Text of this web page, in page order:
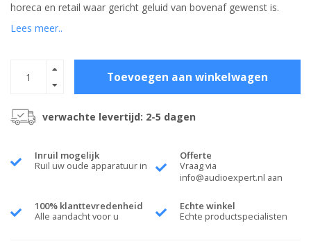
horeca en retail waar gericht geluid van bovenaf gewenst is.
Lees meer..
Toevoegen aan winkelwagen
verwachte levertijd: 2-5 dagen
Inruil mogelijk
Ruil uw oude apparatuur in
Offerte
Vraag via
info@audioexpert.nl aan
100% klanttevredenheid
Alle aandacht voor u
Echte winkel
Echte productspecialisten